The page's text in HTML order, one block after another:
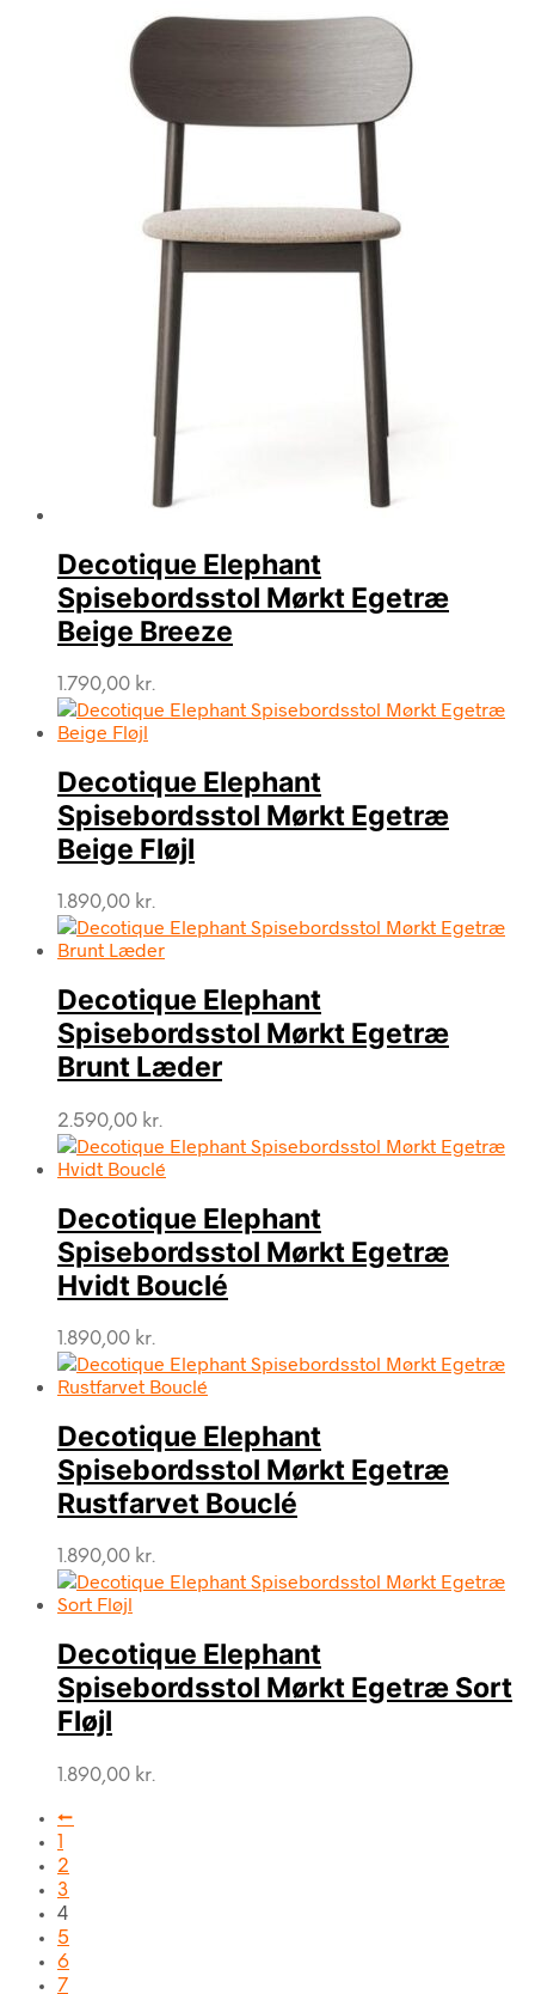
Decotique Elephant
Spisebordsstol Mørkt Egetræ
Beige Breeze
1.790,00 kr.
Decotique Elephant
Spisebordsstol Mørkt Egetræ
Beige Fløjl
1.890,00 kr.
Decotique Elephant
Spisebordsstol Mørkt Egetræ
Brunt Læder
2.590,00 kr.
Decotique Elephant
Spisebordsstol Mørkt Egetræ
Hvidt Bouclé
1.890,00 kr.
Decotique Elephant
Spisebordsstol Mørkt Egetræ
Rustfarvet Bouclé
1.890,00 kr.
Decotique Elephant
Spisebordsstol Mørkt Egetræ Sort
Fløjl
1.890,00 kr.
←
1
2
3
4
5
6
7